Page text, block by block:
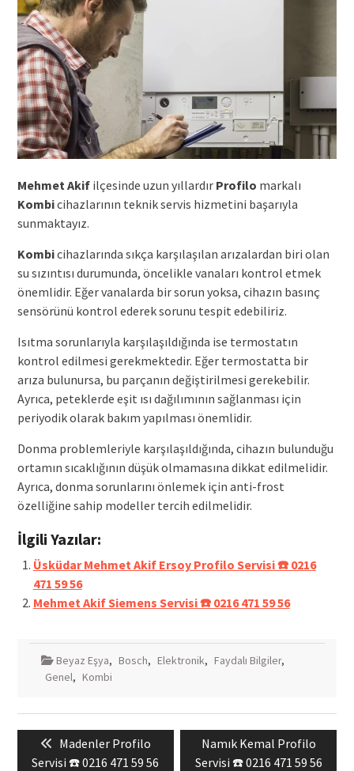
Mehmet Akifilçesinde uzun yıllardır Profilo markalı
Kombicihazlarının teknik servis hizmetini başarıyla
sunmaktayız.
Kombicihazlarında sıkça karşılaşılan arızalardan biri olan
su sızıntısı durumunda, öncelikle vanaları kontrol etmek
önemlidir. Eğer vanalarda bir sorun yoksa, cihazın basınç
sensörünü kontrol ederek sorunu tespit edebiliriz.
Isıtma sorunlarıyla karşılaşıldığında ise termostatın
kontrol edilmesi gerekmektedir. Eğer termostatta bir
arıza bulunursa, bu parçanın değiştirilmesi gerekebilir.
Ayrıca, peteklerde eşit ısı dağılımının sağlanması için
periyodik olarak bakım yapılması önemlidir.
Donma problemleriyle karşılaşıldığında, cihazın bulunduğu
ortamın sıcaklığının düşük olmamasına dikkat edilmelidir.
Ayrıca, donma sorunlarını önlemek için anti-frost
özelliğine sahip modeller tercih edilmelidir.
İlgili Yazılar:
Üsküdar Mehmet Akif Ersoy Profilo Servisi ☎️ 0216
471 59 56
Mehmet Akif Siemens Servisi ☎️ 0216 471 59 56
Beyaz Eşya, Bosch, Elektronik, Faydalı Bilgiler,
Genel, Kombi
gezinmesi
Previous
post:
Madenler Profilo
Servisi ☎️ 0216 471 59 56
Next
post:
Namık Kemal Profilo
Servisi ☎️ 0216 471 59 56